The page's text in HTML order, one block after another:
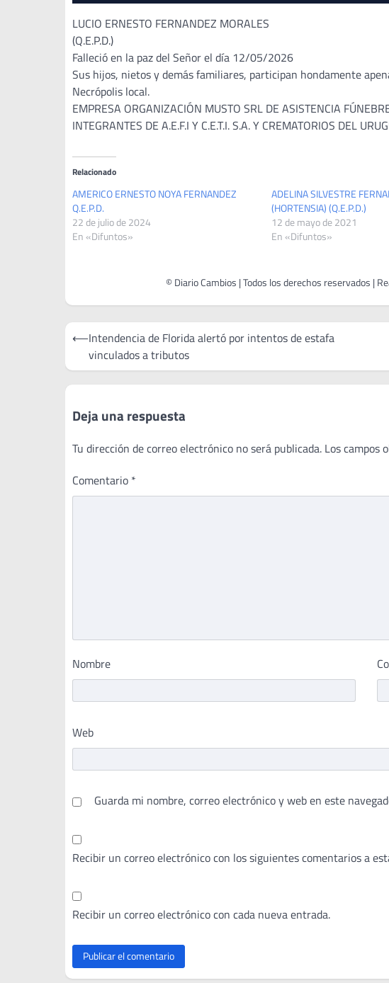
LUCIO ERNESTO FERNANDEZ MORALES
(Q.E.P.D.)
Falleció en la paz del Señor el día 12/05/2026
Sus hijos, nietos y demás familiares, participan hondamente
Necrópolis local.
EMPRESA ORGANIZACIÓN MUSTO SRL DE ASISTENCIA
INTEGRANTES DE A.E.F.I Y C.E.T.I. S.A. Y CREMATORIOS DEL
Relacionado
AMERICO ERNESTO NOYA FERNANDEZ
Q.E.P.D.
22 de julio de 2024
En «Difuntos»
ADELINA SILVESTRE
(HORTENSIA) (Q.E.P.D.)
12 de mayo de 2021
En «Difuntos»
Navegación
entradas
⟵Intendencia de Florida alertó por intentos de estafa
vinculados a tributos
Deja una respuesta
Tu dirección de correo electrónico no será publicada. Los campos
Comentario *
Nombre
Web
Guarda mi nombre, correo electrónico y web en este
Recibir un correo electrónico con los siguientes comentarios a
Recibir un correo electrónico con cada nueva entrada.